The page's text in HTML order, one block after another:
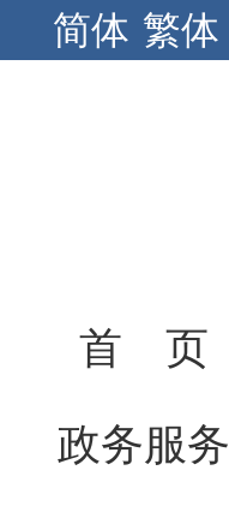
简体 繁体
首 页
政务服务